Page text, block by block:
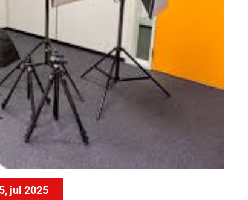
jul 2025